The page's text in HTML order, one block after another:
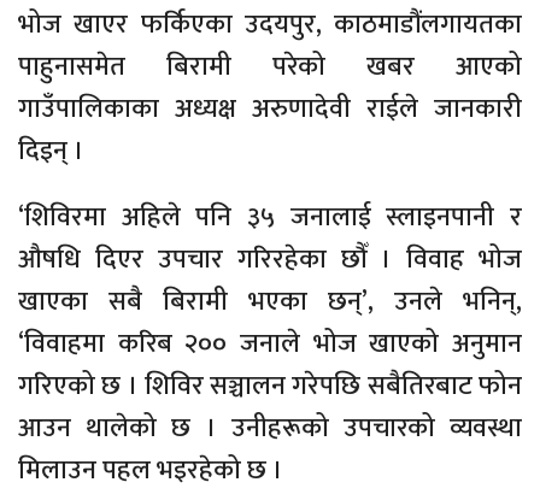
भोज खाएर फर्किएका उदयपुर, काठमाडौंलगायतका
पाहुनासमेत बिरामी परेको खबर आएको
गाउँपालिकाका अध्यक्ष अरुणादेवी राईले जानकारी
दिइन् ।
‘शिविरमा अहिले पनि ३५ जनालाई स्लाइनपानी र
औषधि दिएर उपचार गरिरहेका छौँ । विवाह भोज
खाएका सबै बिरामी भएका छन्’, उनले भनिन्,
‘विवाहमा करिब २०० जनाले भोज खाएको अनुमान
गरिएको छ । शिविर सञ्चालन गरेपछि सबैतिरबाट फोन
आउन थालेको छ । उनीहरूको उपचारको व्यवस्था
मिलाउन पहल भइरहेको छ ।